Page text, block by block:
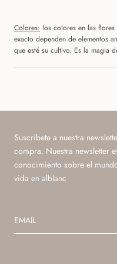
Colores: los colores en las
exacto dependen de elementos
que esté su cultivo. Es la magia
Suscribete a nuestra
compra. Nuestra newsletter
conocimiento sobre el
vida en alblanc